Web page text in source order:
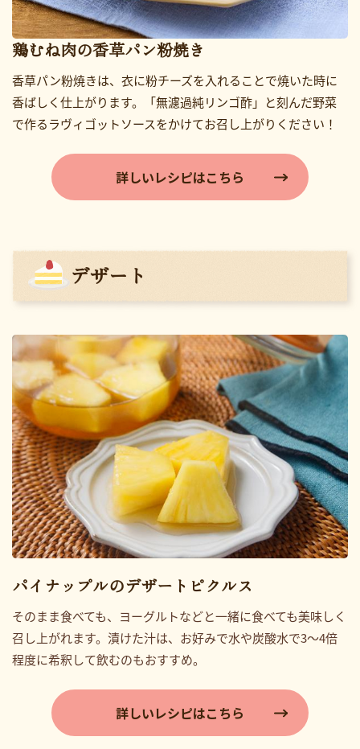
鶏むね肉の香草パン粉焼き
香草パン粉焼きは、衣に粉チーズを入れることで焼いた時に
香ばしく仕上がります。「無濾過純リンゴ酢」と刻んだ野菜
で作るラヴィゴットソースをかけてお召し上がりください！
詳しいレシピはこちら
デザート
パイナップルのデザートピクルス
そのまま食べても、ヨーグルトなどと一緒に食べても美味しく
召し上がれます。漬けた汁は、お好みで水や炭酸水で3～4倍
程度に希釈して飲むのもおすすめ。
詳しいレシピはこちら